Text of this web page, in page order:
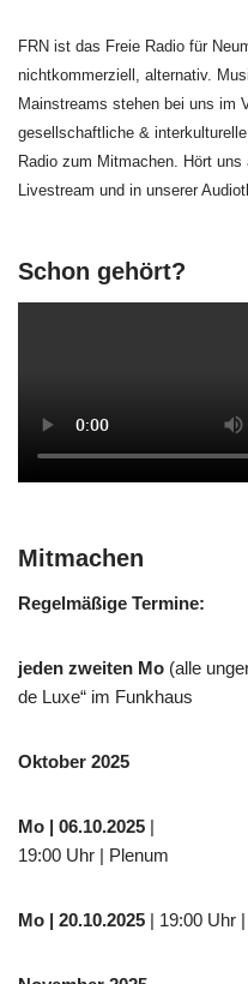
FRN ist das Freie Radio für
nichtkommerziell, alternativ.
Mainstreams stehen bei uns im
gesellschaftliche &
Radio zum Mitmachen. Hört
Livestream und in unserer
Schon gehört?
Mitmachen
Regelmäßige Termine:
jeden zweiten Mo (alle
de Luxe“ im Funkhaus
Oktober 2025
Mo | 06.10.2025 |
19:00 Uhr | Plenum
Mo | 20.10.2025 | 19:00 Uhr